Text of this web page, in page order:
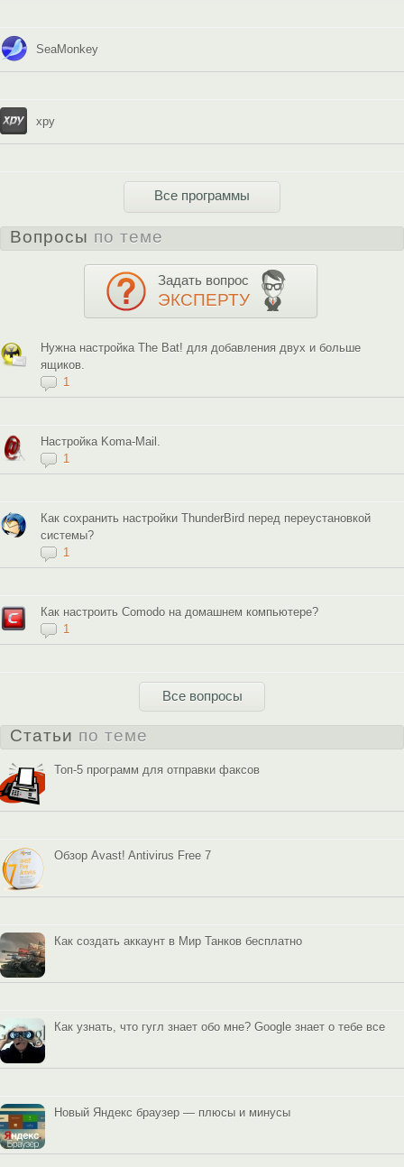
SeaMonkey
xpy
Все программы
Вопросы по теме
Задать вопрос
ЭКСПЕРТУ
Нужна настройка The Bat! для добавления двух и больше
ящиков.
1
Настройка Koma-Mail.
1
Как сохранить настройки ThunderBird перед переустановкой
системы?
1
Как настроить Comodo на домашнем компьютере?
1
Все вопросы
Статьи по теме
Топ-5 программ для отправки факсов
Обзор Avast! Antivirus Free 7
Как создать аккаунт в Мир Танков бесплатно
Как узнать, что гугл знает обо мне? Google знает о тебе все
Новый Яндекс браузер — плюсы и минусы